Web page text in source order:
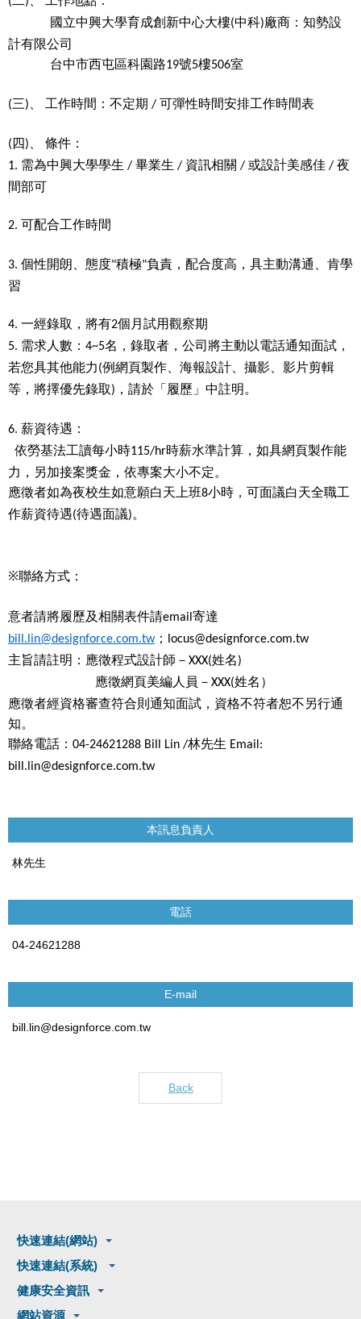
國立中興大學育成創新中心大樓(中科)廠商：知勢設
計有限公司
台中市西屯區科園路19號5樓506室
(三)、 工作時間：不定期 / 可彈性時間安排工作時間表
(四)、 條件：
1. 需為中興大學學生 / 畢業生 / 資訊相關 / 或設計美感佳 / 夜
間部可
2. 可配合工作時間
3. 個性開朗、態度"積極"負責，配合度高，具主動溝通、肯學
習
4. 一經錄取，將有2個月試用觀察期
5. 需求人數： 4~5名，錄取者，公司將主動以電話通知面試，
若您具其他能力(例網頁製作、海報設計、攝影、影片剪輯
等，將擇優先錄取) ，請於「履歷」中註明。
6. 薪資待遇：
依勞基法工讀每小時115/hr時薪水準計算，如具網頁製作能
力，另加接案獎金，依專案大小不定。
應徵者如為夜校生如意願白天上班8小時，可面議白天全職工
作薪資待遇(待遇面議)。
※聯絡方式：
意者請將履歷及相關表件請email 寄達
bill.lin@designforce.com.tw； locus@designforce.com.tw
主旨請註明：應徵程式設計師－ XXX(姓名)
應徵網頁美編人員－ XXX(姓名）
應徵者經資格審查符合則通知面試，資格不符者恕不另行通
知。
聯絡電話： 04-24621288 Bill Lin /林先生 Email:
bill.lin@designforce.com.tw
本訊息負責人
林先生
電話
04-24621288
E-mail
bill.lin@designforce.com.tw
Back
快速連結(網站)
快速連結(系統)
健康安全資訊
網站資源